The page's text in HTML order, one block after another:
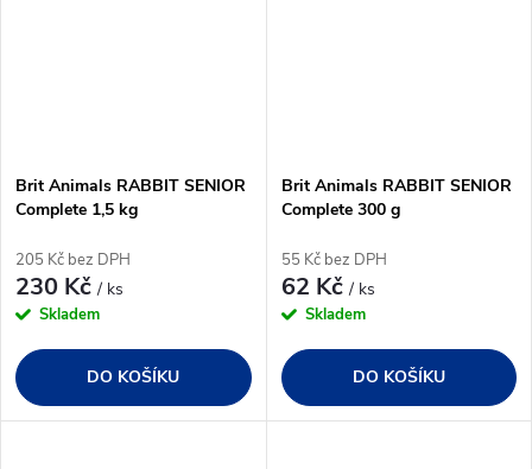
Brit Animals RABBIT SENIOR
Complete 1,5 kg
205 Kč bez DPH
230 Kč/ ks
Skladem
DO KOŠÍKU
Brit Animals RABBIT SENIOR
Complete 300 g
55 Kč bez DPH
62 Kč/ ks
Skladem
DO KOŠÍKU